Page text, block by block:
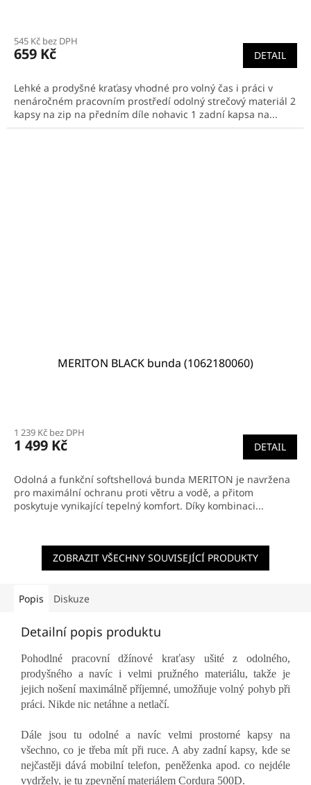
545 Kč bez DPH
659 Kč DETAIL
Lehké a prodyšné kraťasy vhodné pro volný čas i práci v
nenáročném pracovním prostředí odolný strečový materiál 2
kapsy na zip na předním díle nohavic 1 zadní kapsa na...
MERITON BLACK bunda (1062180060)
1 239 Kč bez DPH
1 499 Kč DETAIL
Odolná a funkční softshellová bunda MERITON je navržena
pro maximální ochranu proti větru a vodě, a přitom
poskytuje vynikající tepelný komfort. Díky kombinaci...
ZOBRAZIT VŠECHNY SOUVISEJÍCÍ PRODUKTY
Popis Diskuze
Detailní popis produktu
Pohodlné pracovní džínové kraťasy ušité z odolného,
prodyšného a navíc i velmi pružného materiálu, takže je
jejich nošení maximálně příjemné, umožňuje volný pohyb při
práci. Nikde nic netáhne a netlačí.
Dále jsou tu odolné a navíc velmi prostorné kapsy na
všechno, co je třeba mít při ruce. A aby zadní kapsy, kde se
nejčastěji dává mobilní telefon, peněženka apod. co nejdéle
vydržely, je tu zpevnění materiálem Cordura 500D.